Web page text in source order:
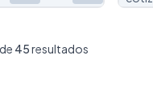
de 45resultados